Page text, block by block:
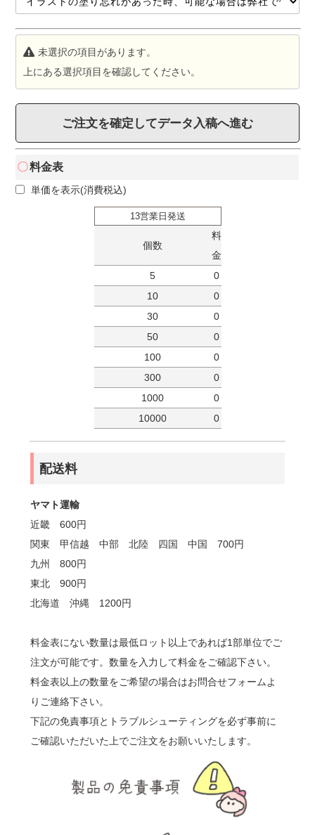
未選択の項目があります。
上にある選択項目を確認してください。
ご注文を確定してデータ入稿へ進む
料金表
単価を表示(消費税込)
13営業日発送
個数
料
金
5
0
10
0
30
0
50
0
100
0
300
0
1000
0
10000
0
配送料
ヤマト運輸
近畿 600円
関東 甲信越 中部 北陸 四国 中国 700円
九州 800円
東北 900円
北海道 沖縄 1200円
料金表にない数量は最低ロット以上であれば1部単位でご
注文が可能です。数量を入力して料金をご確認下さい。
料金表以上の数量をご希望の場合はお問合せフォームよ
りご連絡下さい。
下記の免責事項とトラブルシューティングを必ず事前に
ご確認いただいた上でご注文をお願いいたします。